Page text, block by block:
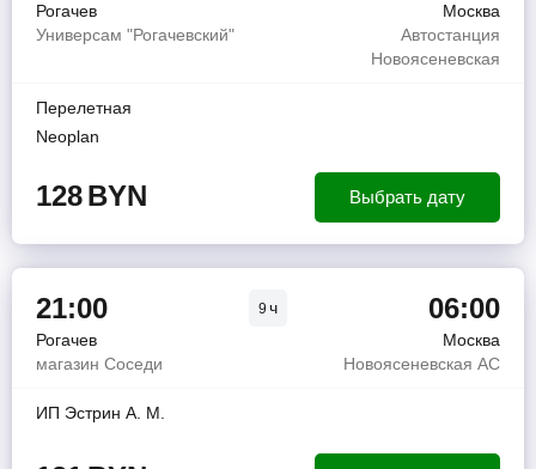
Рогачев
Москва
Универсам "Рогачевский"
Автостанция
Новоясеневская
Перелетная
Neoplan
128BYN Выбрать дату
21:00 9ч 06:00
Рогачев
Москва
магазин Соседи
Новоясеневская АС
ИП Эстрин А. М.